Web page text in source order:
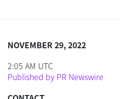
NOVEMBER 29, 2022
2:05 AM UTC
Published by PR Newswire